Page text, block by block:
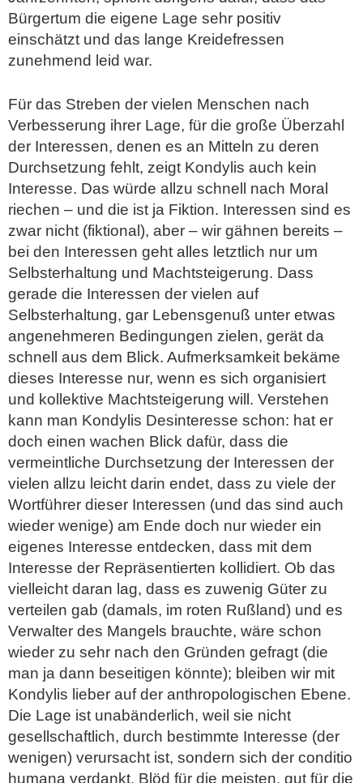
Bürgertum die eigene Lage sehr positiv
einschätzt und das lange Kreidefressen
zunehmend leid war.
Für das Streben der vielen Menschen nach
Verbesserung ihrer Lage, für die große Überzahl
der Interessen, denen es an Mitteln zu deren
Durchsetzung fehlt, zeigt Kondylis auch kein
Interesse. Das würde allzu schnell nach Moral
riechen – und die ist ja Fiktion. Interessen sind es
zwar nicht (fiktional), aber – wir gähnen bereits –
bei den Interessen geht alles letztlich nur um
Selbsterhaltung und Machtsteigerung. Dass
gerade die Interessen der vielen auf
Selbsterhaltung, gar Lebensgenuß unter etwas
angenehmeren Bedingungen zielen, gerät da
schnell aus dem Blick. Aufmerksamkeit bekäme
dieses Interesse nur, wenn es sich organisiert
und kollektive Machtsteigerung will. Verstehen
kann man Kondylis Desinteresse schon: hat er
doch einen wachen Blick dafür, dass die
vermeintliche Durchsetzung der Interessen der
vielen allzu leicht darin endet, dass zu viele der
Wortführer dieser Interessen (und das sind auch
wieder wenige) am Ende doch nur wieder ein
eigenes Interesse entdecken, dass mit dem
Interesse der Repräsentierten kollidiert. Ob das
vielleicht daran lag, dass es zuwenig Güter zu
verteilen gab (damals, im roten Rußland) und es
Verwalter des Mangels brauchte, wäre schon
wieder zu sehr nach den Gründen gefragt (die
man ja dann beseitigen könnte); bleiben wir mit
Kondylis lieber auf der anthropologischen Ebene.
Die Lage ist unabänderlich, weil sie nicht
gesellschaftlich, durch bestimmte Interesse (der
wenigen) verursacht ist, sondern sich der conditio
humana verdankt. Blöd für die meisten, gut für die